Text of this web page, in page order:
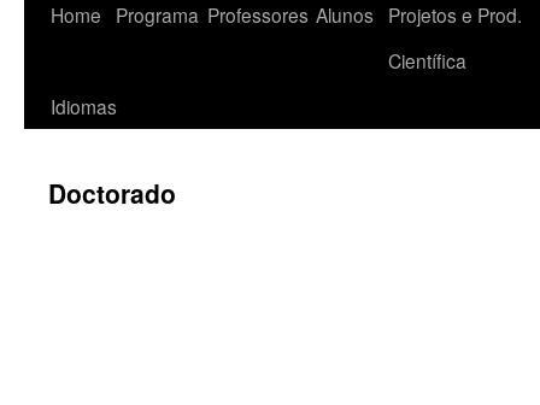
Home Programa Professores Alunos
Projetos e Prod.
Científica
Idiomas
Doctorado